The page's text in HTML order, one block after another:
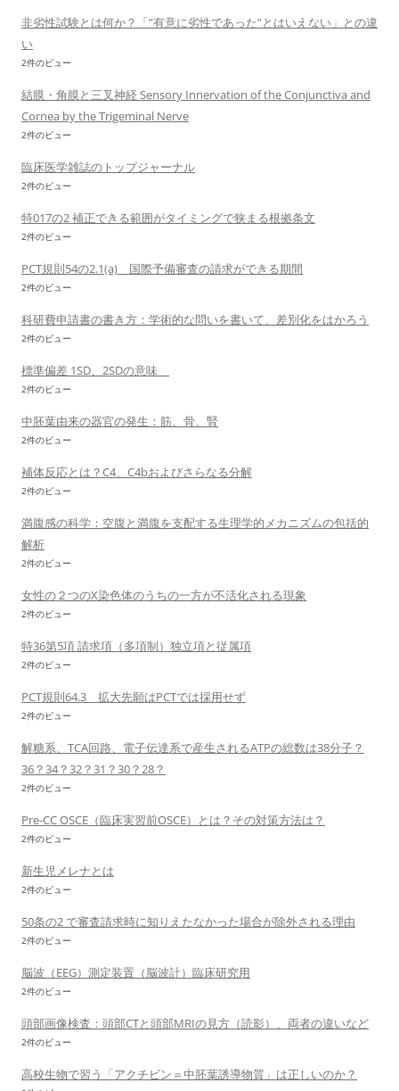
非劣性試験とは何か？「”有意に劣性であった”とはいえない」との違
い
2件のビュー
結膜・角膜と三叉神経 Sensory Innervation of the Conjunctiva and
Cornea by the Trigeminal Nerve
2件のビュー
臨床医学雑誌のトップジャーナル
2件のビュー
特017の2 補正できる範囲がタイミングで狭まる根拠条文
2件のビュー
PCT規則54の2.1(a) 国際予備審査の請求ができる期間
2件のビュー
科研費申請書の書き方：学術的な問いを書いて、差別化をはかろう
2件のビュー
標準偏差 1SD、2SDの意味
2件のビュー
中胚葉由来の器官の発生：筋、骨、腎
2件のビュー
補体反応とは？C4、C4bおよびさらなる分解
2件のビュー
満腹感の科学：空腹と満腹を支配する生理学的メカニズムの包括的
解析
2件のビュー
女性の２つのX染色体のうちの一方が不活化される現象
2件のビュー
特36第5項 請求項（多項制）独立項と従属項
2件のビュー
PCT規則64.3 拡大先願はPCTでは採用せず
2件のビュー
解糖系、TCA回路、電子伝達系で産生されるATPの総数は38分子？
36？34？32？31？30？28？
2件のビュー
Pre-CC OSCE（臨床実習前OSCE）とは？その対策方法は？
2件のビュー
新生児メレナとは
2件のビュー
50条の2 で審査請求時に知りえたなかった場合が除外される理由
2件のビュー
脳波（EEG）測定装置（脳波計）臨床研究用
2件のビュー
頭部画像検査：頭部CTと頭部MRIの見方（読影）、両者の違いなど
2件のビュー
高校生物で習う「アクチビン＝中胚葉誘導物質」は正しいのか？